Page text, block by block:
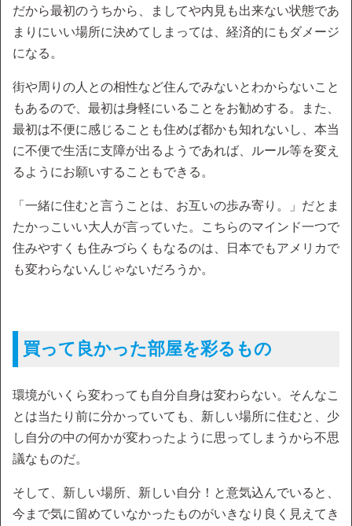
だから最初のうちから、ましてや内見も出来ない状態であ
まりにいい場所に決めてしまっては、経済的にもダメージ
になる。
街や周りの人との相性など住んでみないとわからないこと
もあるので、最初は身軽にいることをお勧めする。また、
最初は不便に感じることも住めば都かも知れないし、本当
に不便で生活に支障が出るようであれば、ルール等を変え
るようにお願いすることもできる。
「一緒に住むと言うことは、お互いの歩み寄り。」だとま
たかっこいい大人が言っていた。こちらのマインド一つで
住みやすくも住みづらくもなるのは、日本でもアメリカで
も変わらないんじゃないだろうか。
買って良かった部屋を彩るもの
環境がいくら変わっても自分自身は変わらない。そんなこ
とは当たり前に分かっていても、新しい場所に住むと、少
し自分の中の何かが変わったように思ってしまうから不思
議なものだ。
そして、新しい場所、新しい自分！と意気込んでいると、
今まで気に留めていなかったものがいきなり良く見えてき